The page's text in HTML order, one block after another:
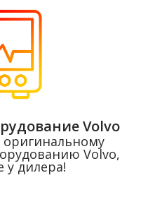
Volvo
оригинальному
Volvo,
у дилера!